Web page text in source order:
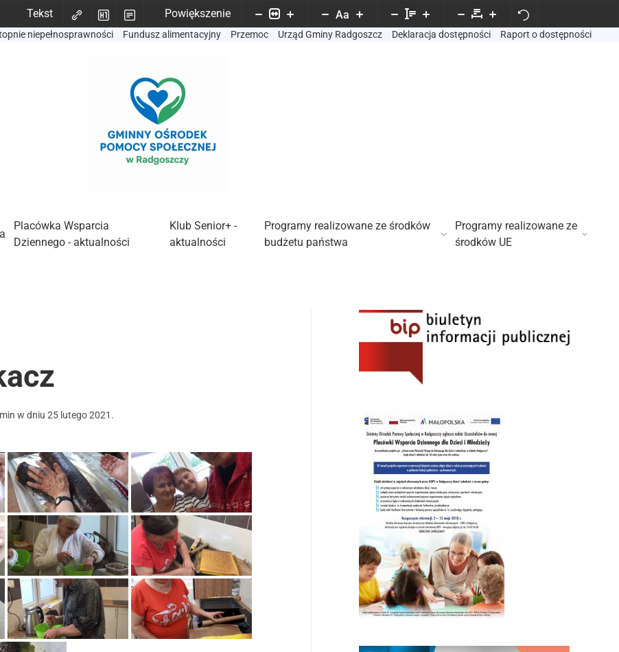
Tekst Powiększenie
Aa
niepełnosprawności Fundusz alimentacyjny Przemoc Urząd Gminy Radgoszcz Deklaracja dostępności Raport o dostępności
Placówka Wsparcia
Dziennego - aktualności
Klub Senior+ -
aktualności
Programy realizowane ze środków
budżetu państwa
Programy realizowane ze
środków UE
w dniu25 lutego 2021 .